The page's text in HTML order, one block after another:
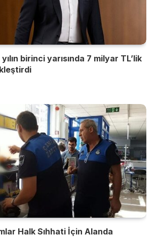
birinci yarısında 7 milyar TL’lik
Halk Sıhhati İçin Alanda